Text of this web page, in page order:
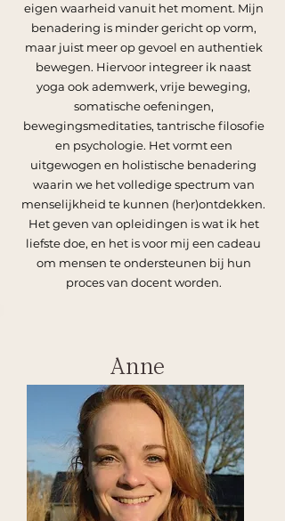
eigen waarheid vanuit het moment. Mijn
benadering is minder gericht op vorm,
maar juist meer op gevoel en authentiek
bewegen. Hiervoor integreer ik naast
yoga ook ademwerk, vrije beweging,
somatische oefeningen,
bewegingsmeditaties, tantrische filosofie
en psychologie. Het vormt een
uitgewogen en holistische benadering
waarin we het volledige spectrum van
menselijkheid te kunnen (her)ontdekken.
Het geven van opleidingen is wat ik het
liefste doe, en het is voor mij een cadeau
om mensen te ondersteunen bij hun
proces van docent worden.
Anne